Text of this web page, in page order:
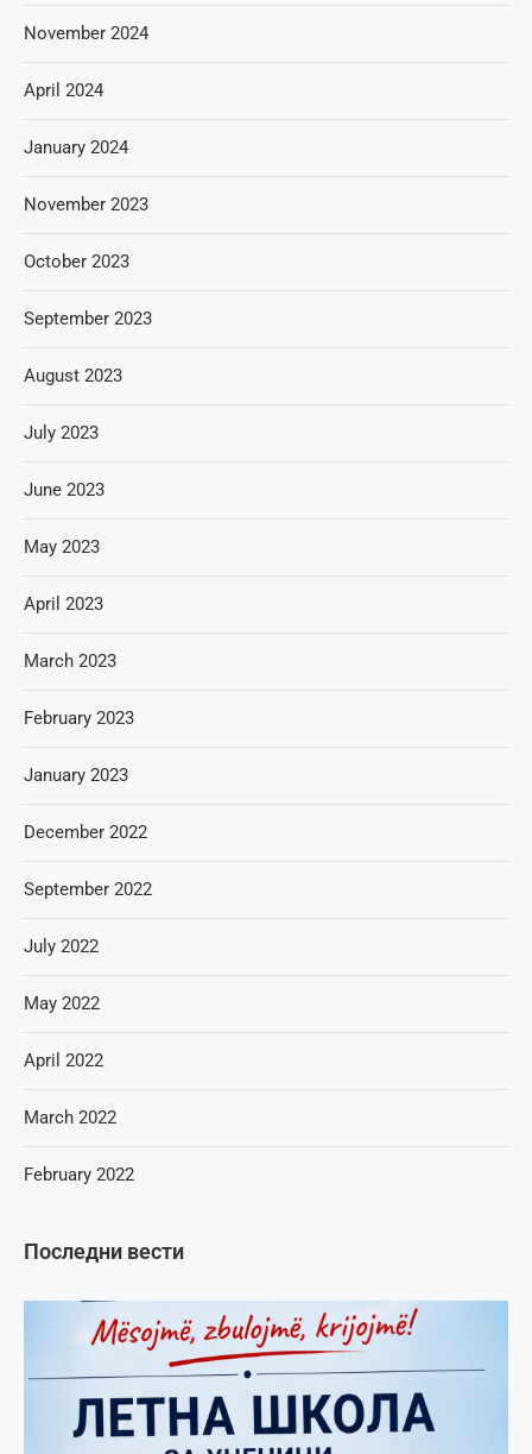
Последни вести
November 2024
April 2024
January 2024
November 2023
October 2023
September 2023
August 2023
July 2023
June 2023
May 2023
April 2023
March 2023
February 2023
January 2023
December 2022
September 2022
July 2022
May 2022
April 2022
March 2022
February 2022